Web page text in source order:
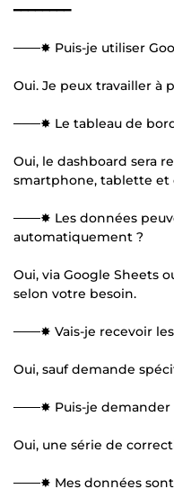
━━━━━━━━
───✸ Puis-je utiliser
Oui. Je peux travailler à
───✸ Le tableau de
Oui, le dashboard sera
smartphone, tablette et
───✸ Les données
automatiquement ?
Oui, via Google Sheets
selon votre besoin.
───✸ Vais-je recevoir
Oui, sauf demande
───✸ Puis-je demander
Oui, une série de
───✸ Mes données